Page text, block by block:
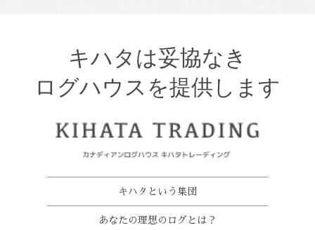
キハタは妥協なき
ログハウスを提供します
キハタという集団
あなたの理想のログとは？